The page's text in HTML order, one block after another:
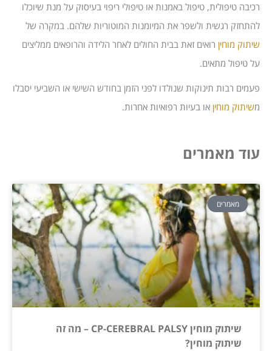
רכיבה טיפולית, טיפול באמנות או טיפולי ריפוי בעיסוק על מנת שיוכלו
להתחזק רגשית ולשפר את המיומנות המוטוריות שלהם. במקרה של
שיתוק מוחין רואים זאת בבית החולים לאחר הלידה והרופאים ממליצים
על טיפול מתאים.
פעמים רבות תינוקות שנולדו לפני הזמן בחודש השישי או השביעי יסבלו
משיתוק מוחין או בעיות רפואיות אחרות.
עוד מאמרים
מאמרים
שיתוק מוחין CP-CEREBRAL PALSY – מה זה
שיתוק מוחין?